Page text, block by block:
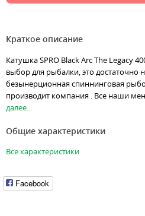
Краткое описание
Катушка SPRO Black Arc The Legacy
выбор для рыбалки, это достаточно
безынерционная спиннинговая
производит компания . Все наши
далее...
Общие характеристики
Все характеристики
Facebook